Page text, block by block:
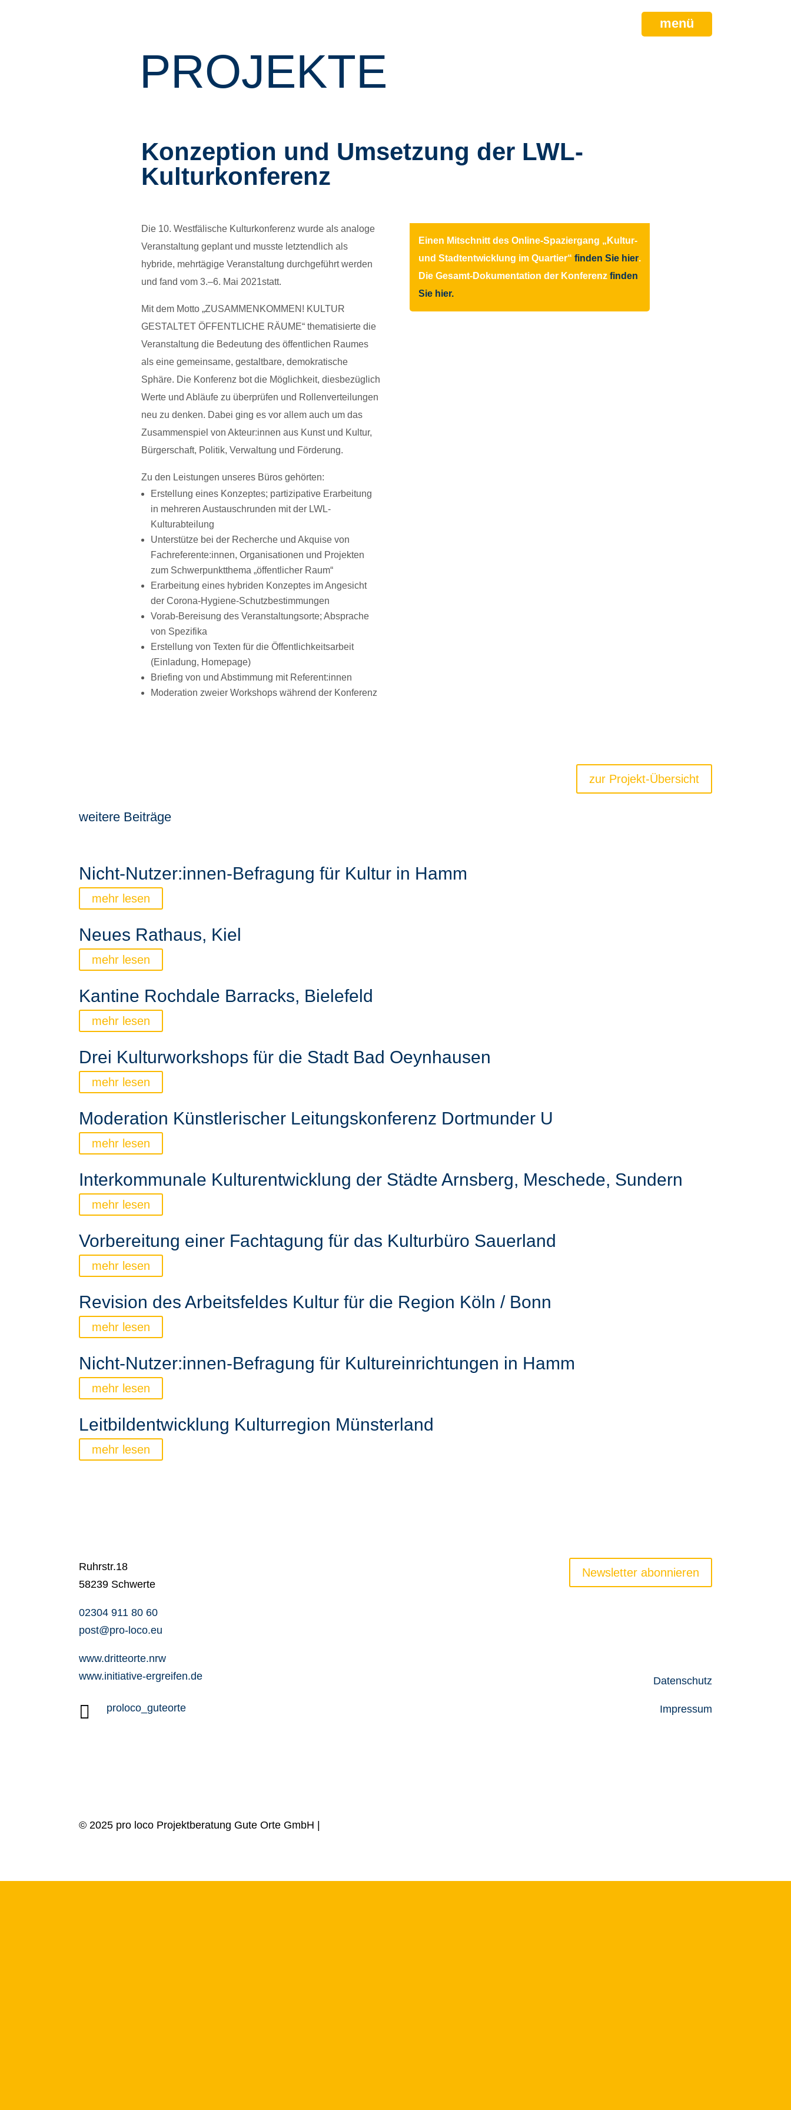
menü
PROJEKTE
Konzeption und Umsetzung der LWL-
Kulturkonferenz
Die 10. Westfälische Kulturkonferenz wurde als analoge
Veranstaltung geplant und musste letztendlich als
hybride, mehrtägige Veranstaltung durchgeführt werden
und fand vom 3.–6. Mai 2021statt.
Mit dem Motto „ZUSAMMENKOMMEN! KULTUR
GESTALTET ÖFFENTLICHE RÄUME“ thematisierte die
Veranstaltung die Bedeutung des öffentlichen Raumes
als eine gemeinsame, gestaltbare, demokratische
Sphäre. Die Konferenz bot die Möglichkeit, diesbezüglich
Werte und Abläufe zu überprüfen und Rollenverteilungen
neu zu denken. Dabei ging es vor allem auch um das
Zusammenspiel von Akteur:innen aus Kunst und Kultur,
Bürgerschaft, Politik, Verwaltung und Förderung.
Zu den Leistungen unseres Büros gehörten:
Erstellung eines Konzeptes; partizipative Erarbeitung
in mehreren Austauschrunden mit der LWL-
Kulturabteilung
Unterstütze bei der Recherche und Akquise von
Fachreferente:innen, Organisationen und Projekten
zum Schwerpunktthema „öffentlicher Raum“
Erarbeitung eines hybriden Konzeptes im Angesicht
der Corona-Hygiene-Schutzbestimmungen
Vorab-Bereisung des Veranstaltungsorte; Absprache
von Spezifika
Erstellung von Texten für die Öffentlichkeitsarbeit
(Einladung, Homepage)
Briefing von und Abstimmung mit Referent:innen
Moderation zweier Workshops während der Konferenz
Einen Mitschnitt des Online-Spaziergang „Kultur-
und Stadtentwicklung im Quartier“ finden Sie hier.
Die Gesamt-Dokumentation der Konferenz finden
Sie hier.
zur Projekt-Übersicht
weitere Beiträge
Nicht-Nutzer:innen-Befragung für Kultur in Hamm
mehr lesen
Neues Rathaus, Kiel
mehr lesen
Kantine Rochdale Barracks, Bielefeld
mehr lesen
Drei Kulturworkshops für die Stadt Bad Oeynhausen
mehr lesen
Moderation Künstlerischer Leitungskonferenz Dortmunder U
mehr lesen
Interkommunale Kulturentwicklung der Städte Arnsberg, Meschede, Sundern
mehr lesen
Vorbereitung einer Fachtagung für das Kulturbüro Sauerland
mehr lesen
Revision des Arbeitsfeldes Kultur für die Region Köln / Bonn
mehr lesen
Nicht-Nutzer:innen-Befragung für Kultureinrichtungen in Hamm
mehr lesen
Leitbildentwicklung Kulturregion Münsterland
mehr lesen
Ruhrstr.18
58239 Schwerte
02304 911 80 60
post@pro-loco.eu
www.dritteorte.nrw
www.initiative-ergreifen.de
 proloco_guteorte
Newsletter abonnieren
Datenschutz
Impressum
© 2025 pro loco Projektberatung Gute Orte GmbH |